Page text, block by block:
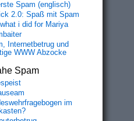
Spam (englisch)
2.0: Spaß mit Spam
what i did for Mariya
Internetbetrug und
WWW Abzocke
Spam
im